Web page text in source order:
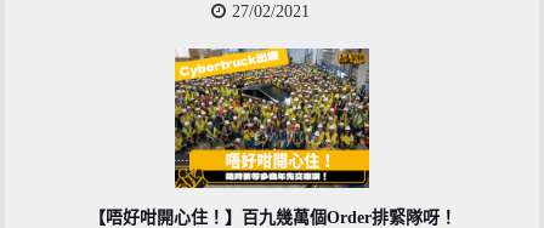
27/02/2021
【唔好咁開心住！】百九幾萬個Order排緊隊呀！